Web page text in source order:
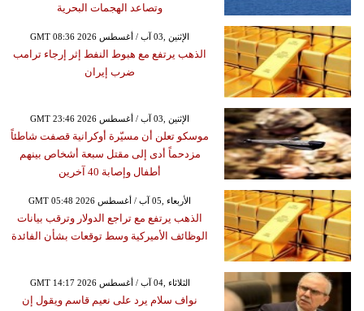
وتصاعد الهجمات البحرية
GMT 08:36 2026 الإثنين ,03 آب / أغسطس
الذهب يرتفع مع هبوط النفط إثر إرجاء ترامب
ضرب إيران
GMT 23:46 2026 الإثنين ,03 آب / أغسطس
موسكو تعلن أن مسيّرة أوكرانية قصفت شاطئاً
مزدحماً أدى إلى مقتل سبعة أشخاص بينهم
أطفال وإصابة 40 آخرين
GMT 05:48 2026 الأربعاء ,05 آب / أغسطس
الذهب يرتفع مع تراجع الدولار وترقب بيانات
الوظائف الأميركية وسط توقعات بشأن الفائدة
GMT 14:17 2026 الثلاثاء ,04 آب / أغسطس
نواف سلام يرد على نعيم قاسم ويقول إن